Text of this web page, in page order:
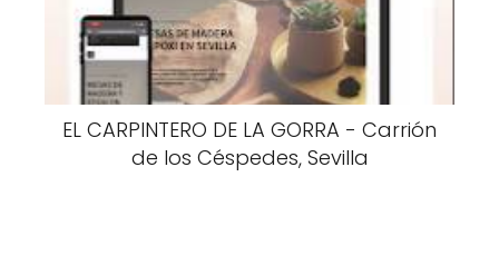
EL CARPINTERO DE LA GORRA - Carrión
de los Céspedes, Sevilla